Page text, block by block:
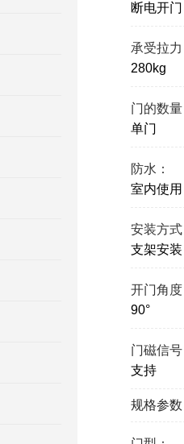
断电开门
承受拉
280kg
门的数
单门
防水：
室内使
安装方
支架安
开门角
90°
门磁信
支持
规格参数